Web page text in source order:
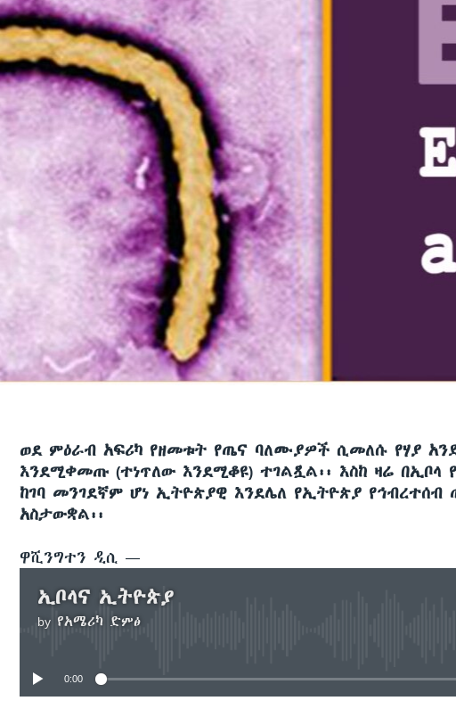
ወደ ምዕራብ አፍሪካ የዘመቱት የጤና ባለሙያዎች ሲመለሱ የሃያ
እንደሚቀመጡ (ተነጥለው እንደሚቆዩ) ተገልጿል፡፡ እስከ ዛሬ
ከገባ መንገደኛም ሆነ ኢትዮጵያዊ እንደሌለ የኢትዮጵያ የኅብረተሰብ
አስታውቋል፡፡
ዋሺንግተን ዲሲ —
ኢቦላና ኢትዮጵያ
by የአሜሪካ ድምፅ
0:00